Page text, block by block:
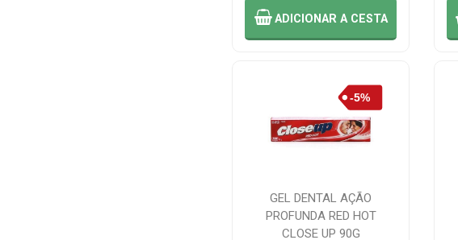
ADICIONAR A CESTA
GEL DENTAL AÇÃO
PROFUNDA RED HOT
CLOSE UP 90G